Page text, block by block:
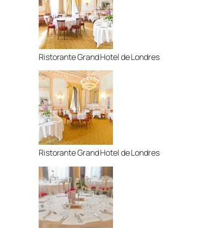
Ristorante Grand Hotel de Londres
Ristorante Grand Hotel de Londres